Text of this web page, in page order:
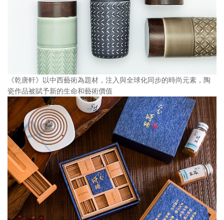
《乾唐軒》以中西藝術為題材，注入與全球化同步的時尚元素，陶
瓷作品被賦予新的生命和藝術價值